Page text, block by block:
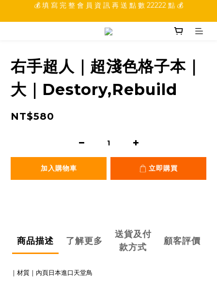
💰 加 入 會 員 就 送 你 10 元 購 物 金 💰
💰 加 入 會 員 就 送 你 10 元 購 物 金 💰
右手超人｜超淺色格子本｜
大｜Destory,Rebuild
NT$580
加入購物車 立即購買
商品描述 了解更多
送貨及付
款方式
顧客評價
｜材質｜內頁日本進口天堂鳥